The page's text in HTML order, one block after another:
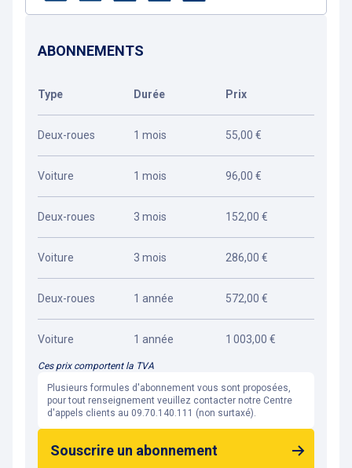
ABONNEMENTS
Type Durée Prix
Deux-roues 1 mois 55,00 €
Voiture 1 mois 96,00 €
Deux-roues 3 mois 152,00 €
Voiture 3 mois 286,00 €
Deux-roues 1 année 572,00 €
Voiture 1 année 1 003,00 €
Ces prix comportent la TVA
Plusieurs formules d'abonnement vous sont proposées,
pour tout renseignement veuillez contacter notre Centre
d'appels clients au 09.70.140.111 (non surtaxé).
Souscrire un abonnement